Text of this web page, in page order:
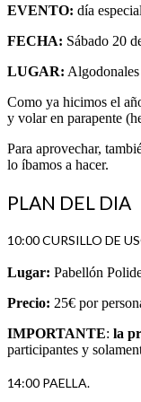
EVENTO: día
FECHA: Sábado 20
LUGAR:
Como ya hicimos el
y volar en parapente
Para aprovechar,
lo íbamos a hacer.
PLAN DEL DIA
10:00 CURSILLO DE
Lugar: Pabellón
Precio: 25€ por
IMPORTANTE: la
participantes y
14:00 PAELLA.